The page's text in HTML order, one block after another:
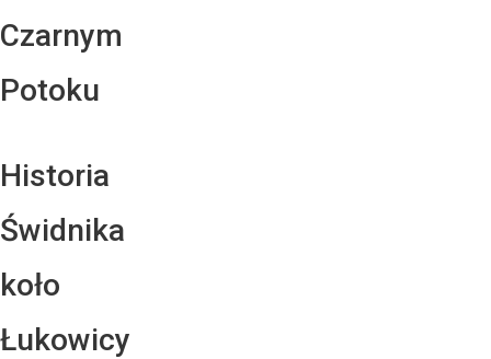
Czarnym
Potoku
Historia
Świdnika
koło
Łukowicy